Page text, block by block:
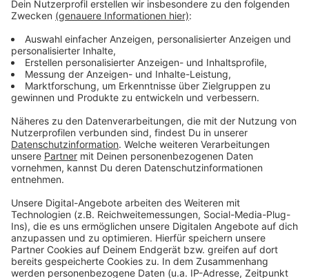
und Fahrgastinformationssysteme.
Die 40 Jahre alten Fahrzeuge sollen so renoviert
werden, das sie noch mindestens weitere 20 Jahre in
Betrieb sein können. Die ersten beiden U-Bahnen
treten im August 2020 den Weg nach Mexiko an,
anschließend werden die verbleibenden Waggons in
4er-Losen regelmäßig nach Übersee verschifft.
Anzeige
© Talbot
Anzeige